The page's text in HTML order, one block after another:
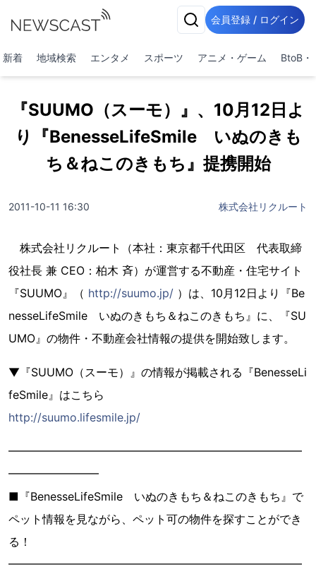
会員登録 / ログイン
新着 地域検索 エンタメ スポーツ アニメ・ゲーム BtoB・
『SUUMO（スーモ）』、10月12日よ
り『BenesseLifeSmile いぬのきも
ち＆ねこのきもち』提携開始
2011-10-11 16:30 株式会社リクルート
株式会社リクルート（本社：東京都千代田区 代表取締
役社長 兼 CEO：柏木 斉）が運営する不動産・住宅サイト
『SUUMO』（ http://suumo.jp/ ）は、10月12日より『Be
nesseLifeSmile いぬのきもち＆ねこのきもち』に、『SU
UMO』の物件・不動産会社情報の提供を開始致します。
▼『SUUMO（スーモ）』の情報が掲載される『BenesseLi
feSmile』はこちら
http://suumo.lifesmile.jp/
━━━━━━━━━━━━━━━━━━━━━━━━━━
━━━━━━━━
■『BenesseLifeSmile いぬのきもち＆ねこのきもち』で
ペット情報を見ながら、ペット可の物件を探すことができ
る！
━━━━━━━━━━━━━━━━━━━━━━━━━━